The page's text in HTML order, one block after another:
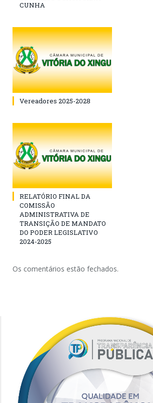
CUNHA
Vereadores 2025-2028
RELATÓRIO FINAL DA
COMISSÃO
ADMINISTRATIVA DE
TRANSIÇÃO DE MANDATO
DO PODER LEGISLATIVO
2024-2025
Os comentários estão fechados.